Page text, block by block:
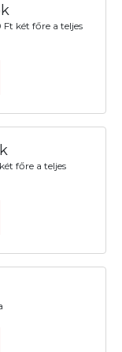
két főre a teljes
főre a teljes